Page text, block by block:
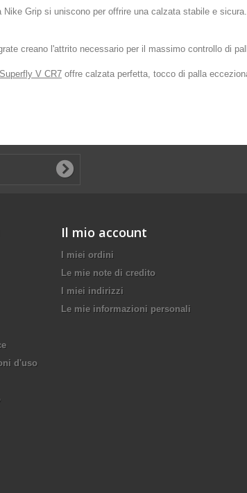
Grip si uniscono per offrire una calzata stabile e
creano l'attrito necessario per il massimo controllo di
V CR7 offre calzata perfetta, tocco di palla
d'uso
Il mio account
I miei ordini
Le mie note di credito
I miei indirizzi
Le mie informazioni personali